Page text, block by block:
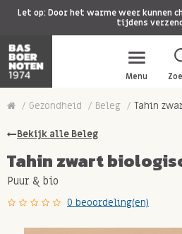
Let op: Door het warme weer kunnen
tijdens
Menu
Gezondheid Beleg Tahin
Bekijk alle Beleg
Tahin zwart
Puur & bio
0 beoordeling(en)